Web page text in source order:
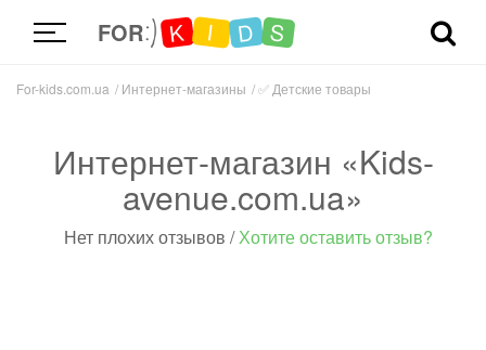
FOR K I D S
For-kids.com.ua Интернет-магазины ✅ Детские товары
Интернет-магазин «Kids-
avenue.com.ua»
Нет плохих отзывов /Хотите оставить отзыв?